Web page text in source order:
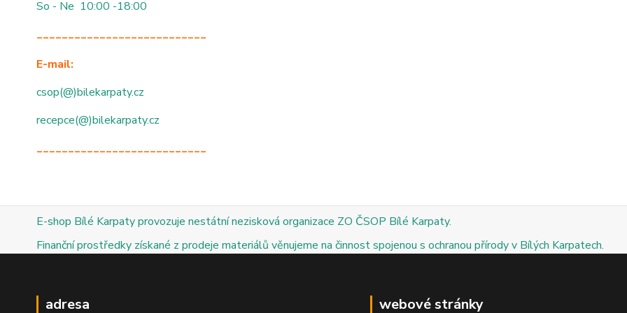
So - Ne 10:00 -18:00
___________________________
E-mail:
csop(@)bilekarpaty.cz
recepce(@)bilekarpaty.cz
___________________________
E-shop Bílé Karpaty provozuje nestátní nezisková organizace ZO ČSOP Bílé Karpaty.
Finanční prostředky získané z prodeje materiálů věnujeme na činnost spojenou s ochranou přírody v Bílých Karpatech.
adresa webové stránky